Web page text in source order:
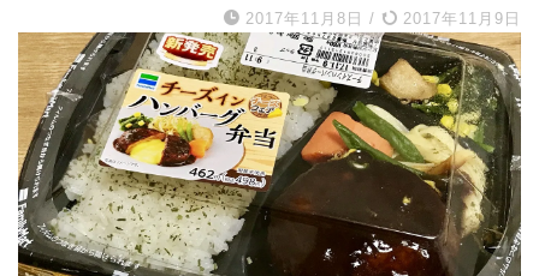
2017年11月8日 / 2017年11月9日